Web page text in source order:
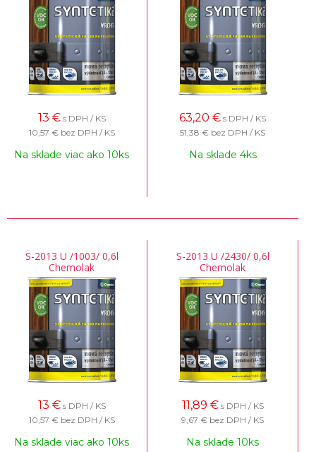
13 € s DPH / KS
10,57 € bez DPH / KS
Na sklade viac ako 10ks
63,20 € s DPH / KS
51,38 € bez DPH / KS
Na sklade 4ks
S-2013 U /1003/ 0,6l
Chemolak
13 € s DPH / KS
10,57 € bez DPH / KS
Na sklade viac ako 10ks
S-2013 U /2430/ 0,6l
Chemolak
11,89 € s DPH / KS
9,67 € bez DPH / KS
Na sklade 10ks